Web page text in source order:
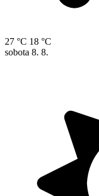
27 °C 18 °C
sobota 8. 8.